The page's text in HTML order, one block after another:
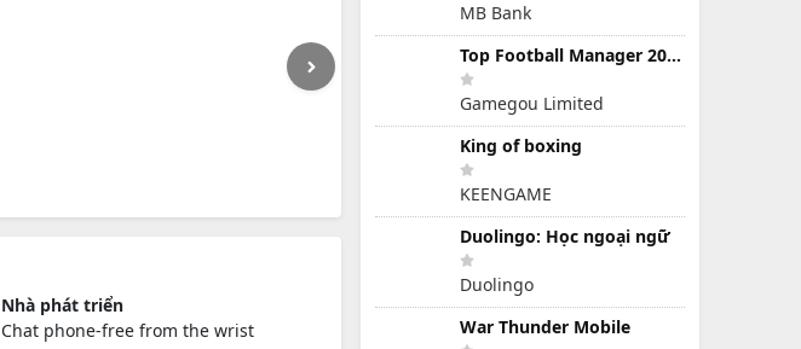
Nhà phát triển
Chat phone-free from the wrist
MB Bank
Top Football Manager 2024
Gamegou Limited
King of boxing
KEENGAME
Duolingo: Học ngoại ngữ
Duolingo
War Thunder Mobile